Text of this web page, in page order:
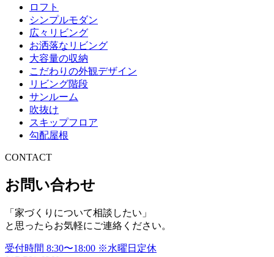
ロフト
シンプルモダン
広々リビング
お洒落なリビング
大容量の収納
こだわりの外観デザイン
リビング階段
サンルーム
吹抜け
スキップフロア
勾配屋根
CONTACT
お問い合わせ
「家づくりについて相談したい」
と思ったらお気軽にご連絡ください。
受付時間 8:30〜18:00 ※水曜日定休